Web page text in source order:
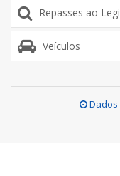
Repasses ao
Veículos